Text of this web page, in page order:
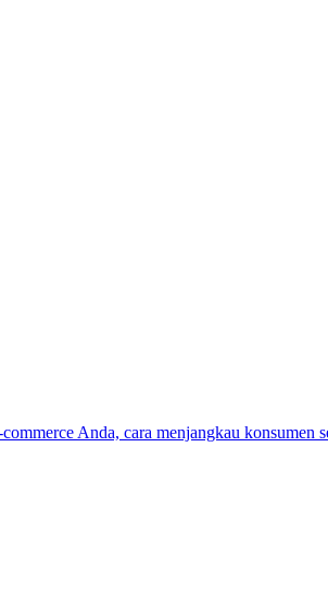
Anda, cara menjangkau konsumen